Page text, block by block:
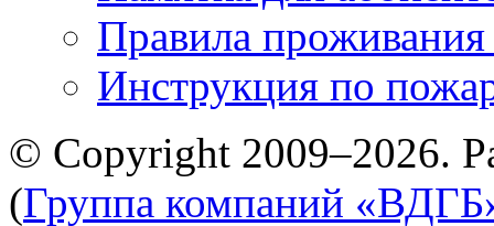
Правила
Инструкция по
© Copyright 2009–2026.
(Группа компаний